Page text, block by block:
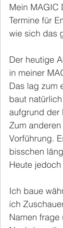
Mein MAGIC
Termine für
wie sich das
Der heutige
in meiner
Das lag zum
baut
aufgrund der
Zum
Vorführung.
bisschen
Heute
Ich baue
ich
Namen frage